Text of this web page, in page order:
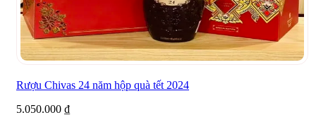
Rượu Chivas 24 năm hộp quà tết 2024
5.050.000 ₫